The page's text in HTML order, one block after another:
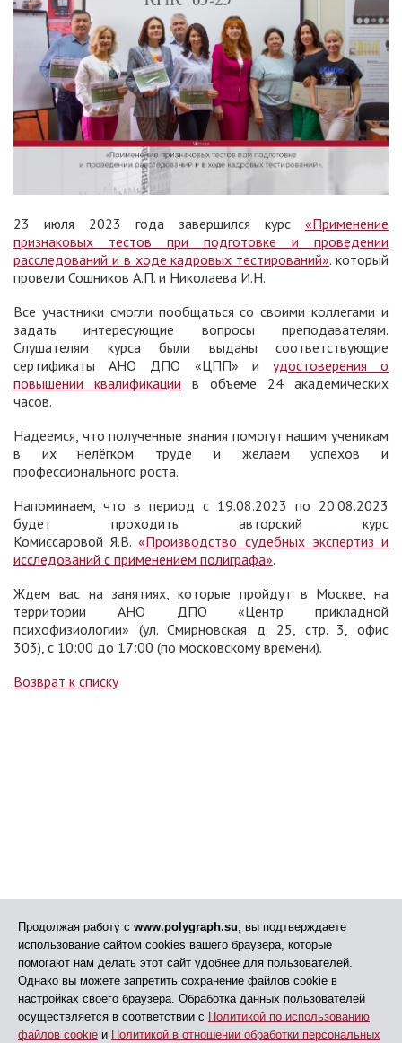
23 июля 2023 года завершился курс «Применение
признаковых тестов при подготовке и проведении
расследований и в ходе кадровых тестирований». который
провели Сошников А.П. и Николаева И.Н.
Все участники смогли пообщаться со своими коллегами и
задать интересующие вопросы преподавателям.
Слушателям курса были выданы соответствующие
сертификаты АНО ДПО «ЦПП» и удостоверения о
повышении квалификации в объеме 24 академических
часов.
Надеемся, что полученные знания помогут нашим ученикам
в их нелёгком труде и желаем успехов и
профессионального роста.
Напоминаем, что в период с 19.08.2023 по 20.08.2023
будет проходить авторский курс
Комиссаровой Я.В.«Производство судебных экспертиз и
исследований с применением полиграфа».
Ждем вас на занятиях, которые пройдут в Москве, на
территории АНО ДПО «Центр прикладной
психофизиологии» (ул. Смирновская д. 25, стр. 3, офис
303), с 10:00 до 17:00 (по московскому времени).
Возврат к списку
Продолжая работу с www.polygraph.su, вы подтверждаете
использование сайтом cookies вашего браузера, которые
помогают нам делать этот сайт удобнее для пользователей.
Однако вы можете запретить сохранение файлов cookie в
настройках своего браузера. Обработка данных пользователей
осуществляется в соответствии с Политикой по использованию
файлов cookie и Политикой в отношении обработки персональных